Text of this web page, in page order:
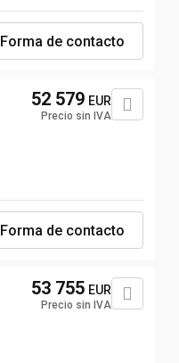
Forma de contacto
52 579 EUR
Precio sin IVA
Forma de contacto
53 755 EUR
Precio sin IVA